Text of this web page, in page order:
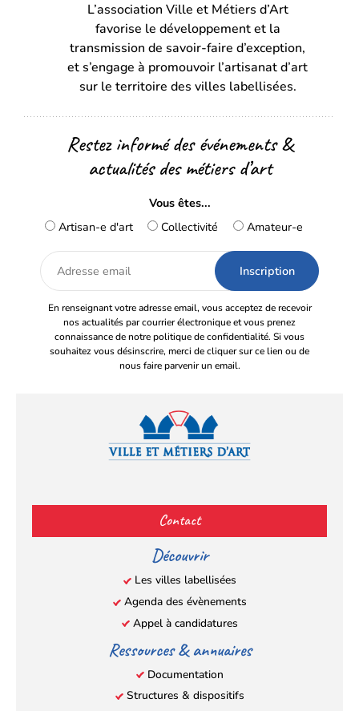
un
onglet)onglet)
L’association Ville et Métiers d’Art
favorise le développement et la
transmission de savoir-faire d’exception,
et s’engage à promouvoir l’artisanat d’art
sur le territoire des villes labellisées.
Restez informé des événements &
actualités des métiers d’art
Vous êtes...
Artisan-e d'art
Collectivité Amateur-e
Adresse
email
En renseignant votre adresse email, vous acceptez de recevoir
nos actualités par courrier électronique et vous prenez
connaissance de notre politique de confidentialité. Si vous
souhaitez vous désinscrire, merci de cliquer sur ce lien ou de
nous faire parvenir un email.
(s’ouvre
dans
nouvel
onglet)
(s’ouvre
dans
nouvel
onglet)
(s’ouvre
dans
nouvel
onglet)
(s’ouvre
nouvel
onglet)
Contact
Découvrir
Les villes labellisées
Agenda des évènements
Appel à candidatures
Ressources & annuaires
Documentation
Structures & dispositifs